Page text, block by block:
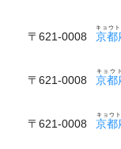
〒621-0008 京都
キョウ
〒621-0008 京都
キョウ
〒621-0008 京都
キョウ